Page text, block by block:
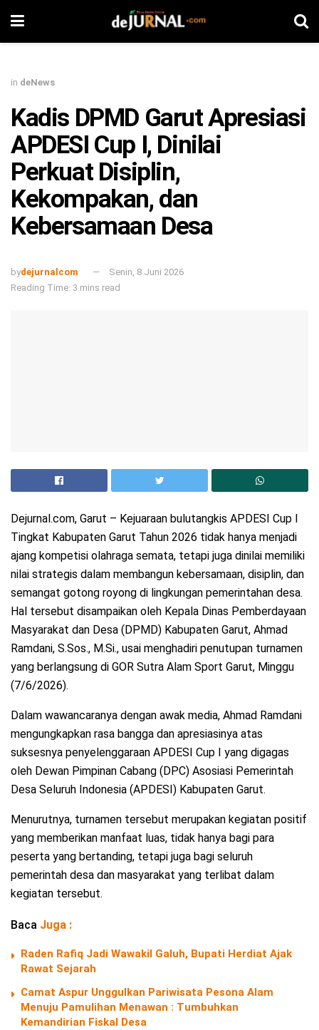
in deNews
Kadis DPMD Garut Apresiasi
APDESI Cup I, Dinilai
Perkuat Disiplin,
Kekompakan, dan
Kebersamaan Desa
bydejurnalcom
Senin, 8 Juni 2026
Reading Time: 3 mins read
Dejurnal.com, Garut – Kejuaraan bulutangkis APDESI Cup I
Tingkat Kabupaten Garut Tahun 2026 tidak hanya menjadi
ajang kompetisi olahraga semata, tetapi juga dinilai memiliki
nilai strategis dalam membangun kebersamaan, disiplin, dan
semangat gotong royong di lingkungan pemerintahan desa.
Hal tersebut disampaikan oleh Kepala Dinas Pemberdayaan
Masyarakat dan Desa (DPMD) Kabupaten Garut, Ahmad
Ramdani, S.Sos., M.Si., usai menghadiri penutupan turnamen
yang berlangsung di GOR Sutra Alam Sport Garut, Minggu
(7/6/2026).
Dalam wawancaranya dengan awak media, Ahmad Ramdani
mengungkapkan rasa bangga dan apresiasinya atas
suksesnya penyelenggaraan APDESI Cup I yang digagas
oleh Dewan Pimpinan Cabang (DPC) Asosiasi Pemerintah
Desa Seluruh Indonesia (APDESI) Kabupaten Garut.
Menurutnya, turnamen tersebut merupakan kegiatan positif
yang memberikan manfaat luas, tidak hanya bagi para
peserta yang bertanding, tetapi juga bagi seluruh
pemerintah desa dan masyarakat yang terlibat dalam
kegiatan tersebut.
Baca Juga :
Raden Rafiq Jadi Wawakil Galuh, Bupati Herdiat Ajak
Rawat Sejarah
Camat Aspur Unggulkan Pariwisata Pesona Alam
Menuju Pamulihan Menawan : Tumbuhkan
Kemandirian Fiskal Desa